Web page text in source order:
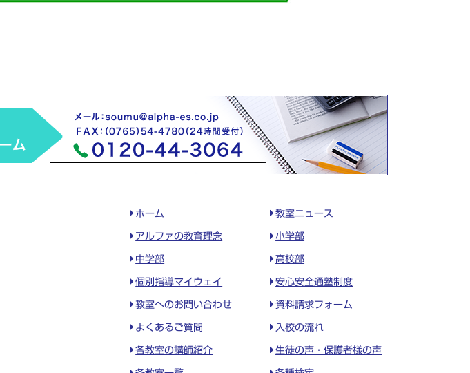
ホーム 教室ニュース
アルファの教育理念 小学部
中学部 高校部
個別指導マイウェイ 安心安全通塾制度
教室へのお問い合わせ 資料請求フォーム
よくあるご質問 入校の流れ
各教室の講師紹介 生徒の声・保護者様の声